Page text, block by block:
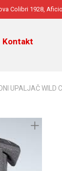
Colibri 1928,
Kontakt
UPALJAČ WILD